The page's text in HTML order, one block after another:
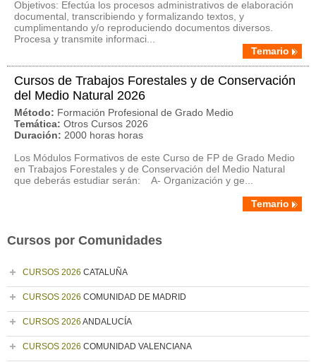
Objetivos: Efectúa los procesos administrativos de elaboración
documental, transcribiendo y formalizando textos, y
cumplimentando y/o reproduciendo documentos diversos.
Procesa y transmite informaci...
Temario
Cursos de Trabajos Forestales y de Conservación
del Medio Natural 2026
Método: Formación Profesional de Grado Medio
Temática: Otros Cursos 2026
Duración: 2000 horas horas
Los Módulos Formativos de este Curso de FP de Grado Medio
en Trabajos Forestales y de Conservación del Medio Natural
que deberás estudiar serán: A- Organización y ge...
Temario
Cursos por Comunidades
CURSOS 2026 CATALUÑA
CURSOS 2026 COMUNIDAD DE MADRID
CURSOS 2026 ANDALUCÍA
CURSOS 2026 COMUNIDAD VALENCIANA